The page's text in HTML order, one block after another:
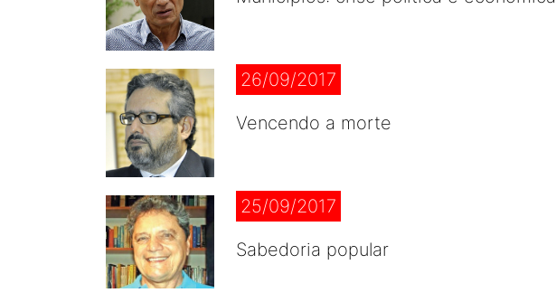
26/09/2017
Vencendo a morte
25/09/2017
Sabedoria popular